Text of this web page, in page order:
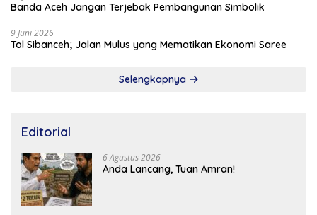
Banda Aceh Jangan Terjebak Pembangunan Simbolik
9 Juni 2026
Tol Sibanceh; Jalan Mulus yang Mematikan Ekonomi Saree
Selengkapnya
Editorial
6 Agustus 2026
Anda Lancang, Tuan Amran!